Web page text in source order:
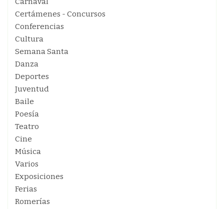
Certámenes - Concursos
Conferencias
Cultura
Semana Santa
Danza
Deportes
Juventud
Baile
Poesía
Teatro
Cine
Música
Varios
Exposiciones
Ferias
Romerías